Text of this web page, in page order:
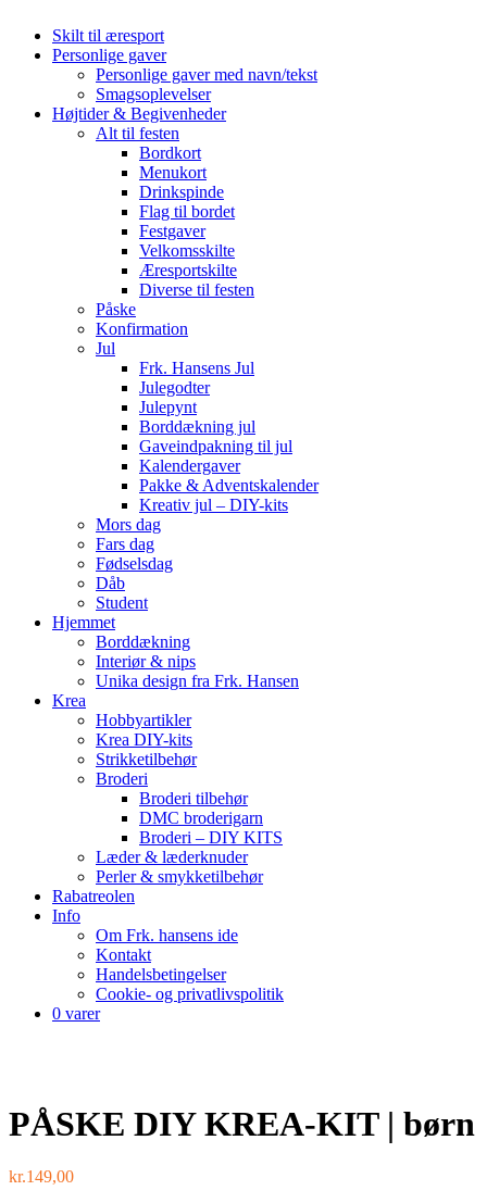
Skilt til æresport
Personlige gaver
Personlige gaver med navn/tekst
Smagsoplevelser
Højtider & Begivenheder
Alt til festen
Bordkort
Menukort
Drinkspinde
Flag til bordet
Festgaver
Velkomsskilte
Æresportskilte
Diverse til festen
Påske
Konfirmation
Jul
Frk. Hansens Jul
Julegodter
Julepynt
Borddækning jul
Gaveindpakning til jul
Kalendergaver
Pakke & Adventskalender
Kreativ jul – DIY-kits
Mors dag
Fars dag
Fødselsdag
Dåb
Student
Hjemmet
Borddækning
Interiør & nips
Unika design fra Frk. Hansen
Krea
Hobbyartikler
Krea DIY-kits
Strikketilbehør
Broderi
Broderi tilbehør
DMC broderigarn
Broderi – DIY KITS
Læder & læderknuder
Perler & smykketilbehør
Rabatreolen
Info
Om Frk. hansens ide
Kontakt
Handelsbetingelser
Cookie- og privatlivspolitik
0 varer
PÅSKE DIY KREA-KIT | børn
kr.149,00